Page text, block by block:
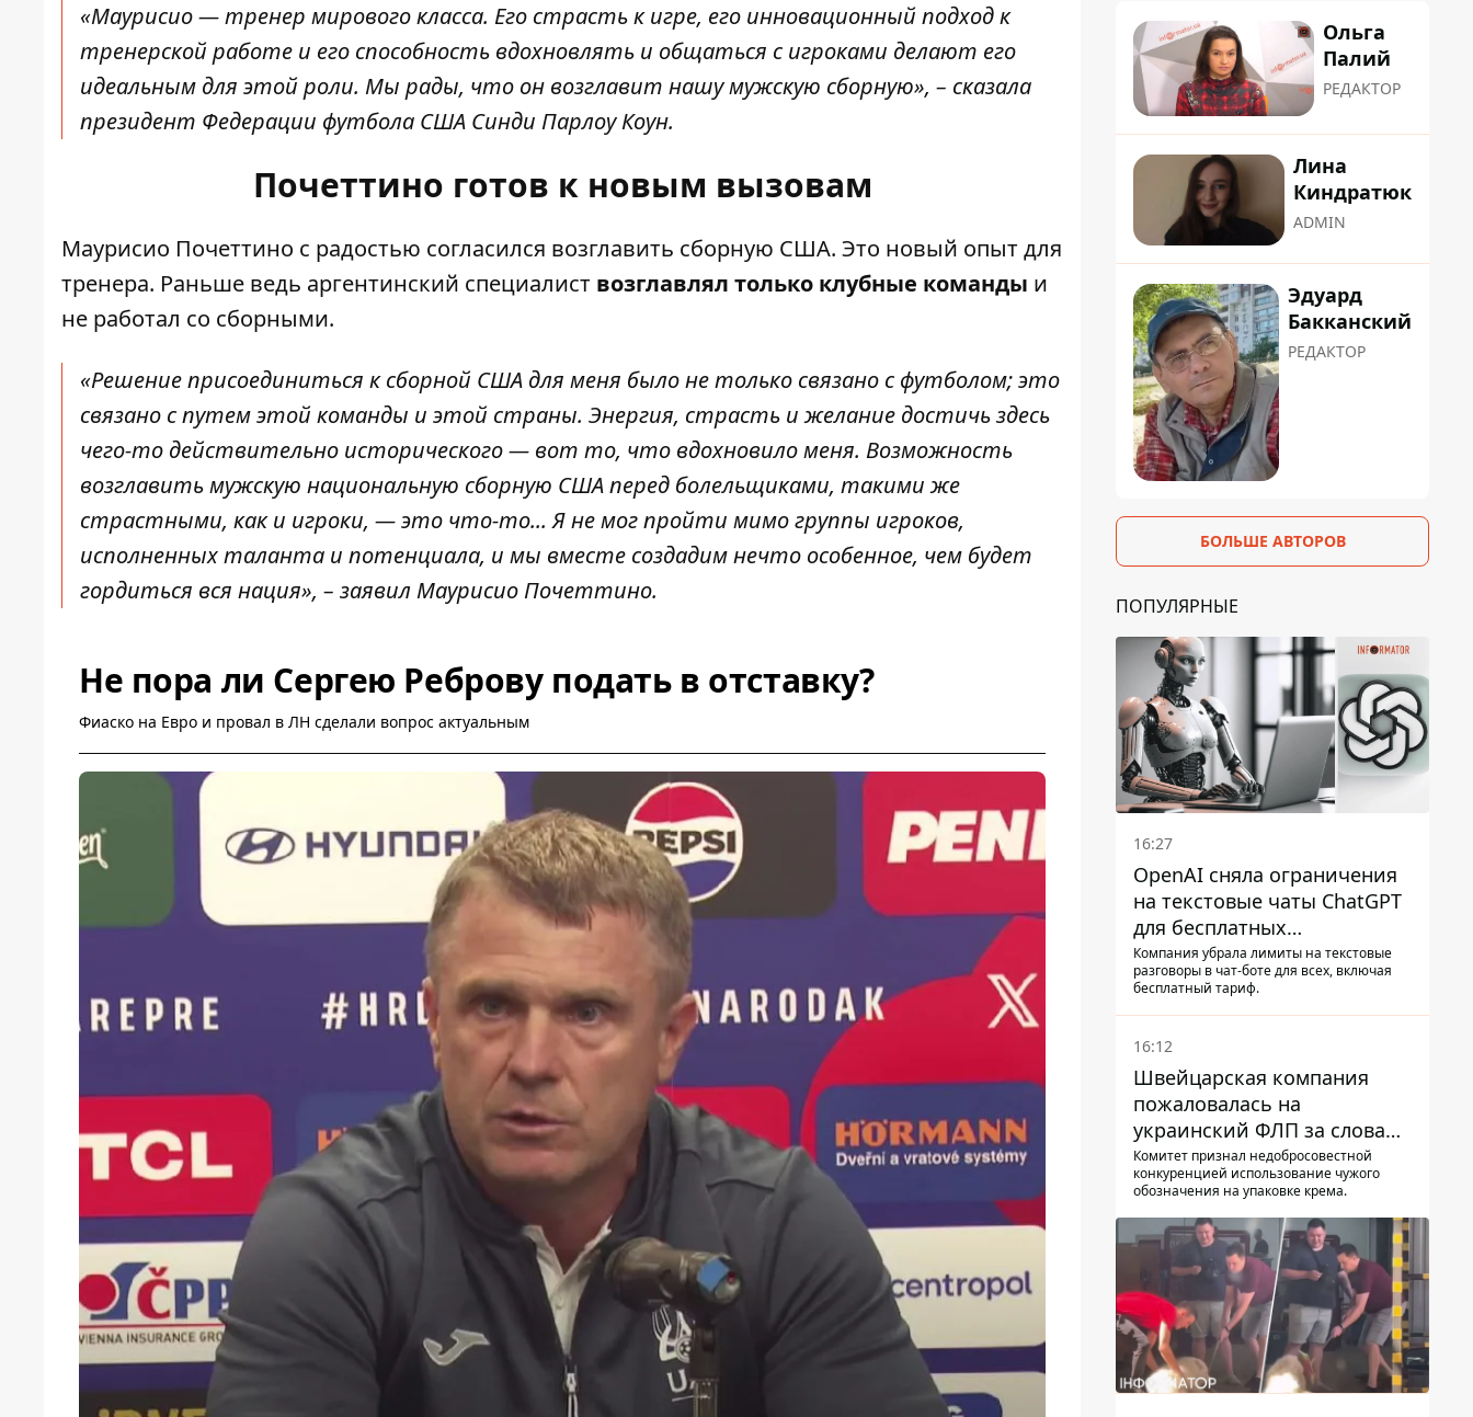
«Маурисио — тренер мирового класса. Его страсть к игре, его инновационный подход к
тренерской работе и его способность вдохновлять и общаться с игроками делают его
идеальным для этой роли. Мы рады, что он возглавит нашу мужскую сборную», – сказала
президент Федерации футбола США Синди Парлоу Коун.
Почеттино готов к новым вызовам
Маурисио Почеттино с радостью согласился возглавить сборную США. Это новый опыт для
тренера. Раньше ведь аргентинский специалист возглавлял только клубные команды и
не работал со сборными.
«Решение присоединиться к сборной США для меня было не только связано с футболом; это
связано с путем этой команды и этой страны. Энергия, страсть и желание достичь здесь
чего-то действительно исторического — вот то, что вдохновило меня. Возможность
возглавить мужскую национальную сборную США перед болельщиками, такими же
страстными, как и игроки, — это что-то... Я не мог пройти мимо группы игроков,
исполненных таланта и потенциала, и мы вместе создадим нечто особенное, чем будет
гордиться вся нация», – заявил Маурисио Почеттино.
Не пора ли Сергею Реброву подать в отставку?
Фиаско на Евро и провал в ЛН сделали вопрос актуальным
Ольга
Палий
РЕДАКТОР
Лина
Киндратюк
ADMIN
Эдуард
Бакканский
РЕДАКТОР
БОЛЬШЕ АВТОРОВ
ПОПУЛЯРНЫЕ
16:27
OpenAI сняла ограничения
на текстовые чаты ChatGPT
для бесплатных
пользователей
Компания убрала лимиты на текстовые
разговоры в чат-боте для всех, включая
бесплатный тариф.
16:12
Швейцарская компания
пожаловалась на
украинский ФЛП за слова
SUN SCRIPTION на упаковке
крема - АМКУ наложил
Комитет признал недобросовестной
конкуренцией использование чужого
обозначения на упаковке крема.